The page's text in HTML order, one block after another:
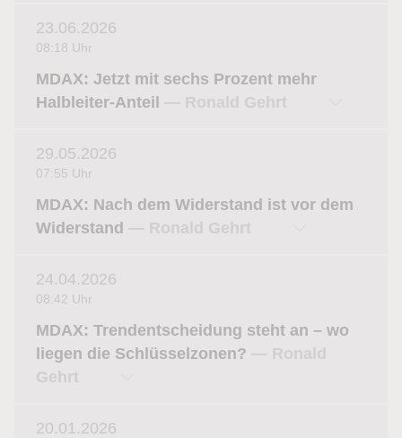
23.06.2026
08:18 Uhr
MDAX: Jetzt mit sechs Prozent mehr
Halbleiter-Anteil — Ronald Gehrt
29.05.2026
07:55 Uhr
MDAX: Nach dem Widerstand ist vor dem
Widerstand — Ronald Gehrt
24.04.2026
08:42 Uhr
MDAX: Trendentscheidung steht an – wo
liegen die Schlüsselzonen? — Ronald
Gehrt
20.01.2026